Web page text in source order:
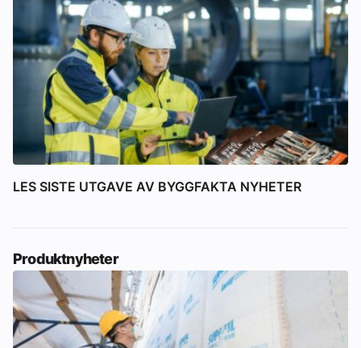
LES SISTE UTGAVE AV BYGGFAKTA NYHETER
Produktnyheter